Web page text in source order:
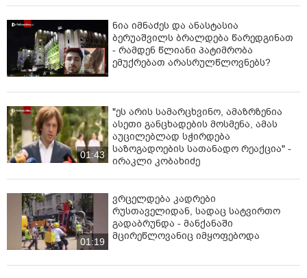
ნია იმნაძეს და ანასტასია
ბერუაშვილს ბრალდება წარედგინათ
- რამდენ წლიანი პატიმრობა
ემუქრებათ არასრულწლოვნებს?
01:43
"ეს არის სამარცხვინო, ამაზრზენია
ასეთი განცხადების მოსმენა, ამას
აუცილებლად სჭირდება
საზოგადოების სათანადო რეაქცია" -
ირაკლი კობახიძე
01:19
ვრცელდება კადრები
რუსთაველიდან, სადაც სატვირთო
გადაბრუნდა - მანქანაში
მცირეწლოვანიც იმყოფებოდა